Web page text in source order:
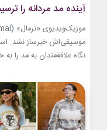
آینده مد مردانه را
نگاه علاقه‌مندان به مد را
به طراح آمریکاییِ
ویژگی مشترکی است که در
دیده...